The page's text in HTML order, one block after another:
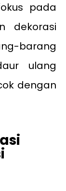
pada
dekorasi
barang
ulang
dengan